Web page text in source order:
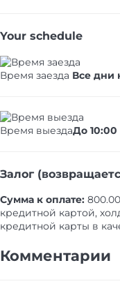
Your schedule
Время заезда Все дни
Время выездаДо 10:00
Залог
Сумма к оплате:
кредитной картой,
кредитной карты в
Комментарии